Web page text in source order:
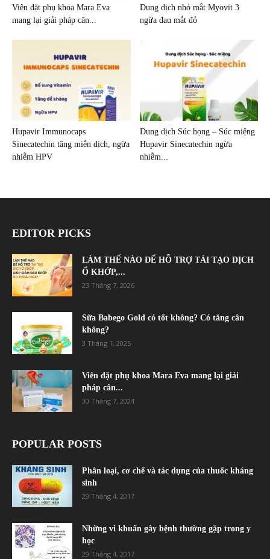
Viên đặt phụ khoa Mara Eva
mang lại giải pháp cân...
Dung dịch nhỏ mắt Myovit 3
ngừa đau mắt đỏ
Hupavir Immunocaps
Sinecatechin tăng miễn dịch, ngừa
nhiễm HPV
Dung dịch Súc họng – Súc miệng
Hupavir Sinecatechin ngừa
nhiễm...
EDITOR PICKS
LÀM THẾ NÀO ĐỂ HỖ TRỢ TÁI TẠO DỊCH
Ổ KHỚP,...
23 Tháng 7, 2026
Sữa Babego Gold có tốt không? Có tăng cân
không?
3 Tháng 1, 2025
Viên đặt phụ khoa Mara Eva mang lại giải
pháp cân...
30 Tháng 7, 2024
POPULAR POSTS
Phân loại, cơ chế và tác dụng của thuốc kháng
sinh
29 Tháng 4, 2017
Những vi khuẩn gây bệnh thường gặp trong y
học
29 Tháng 4, 2017